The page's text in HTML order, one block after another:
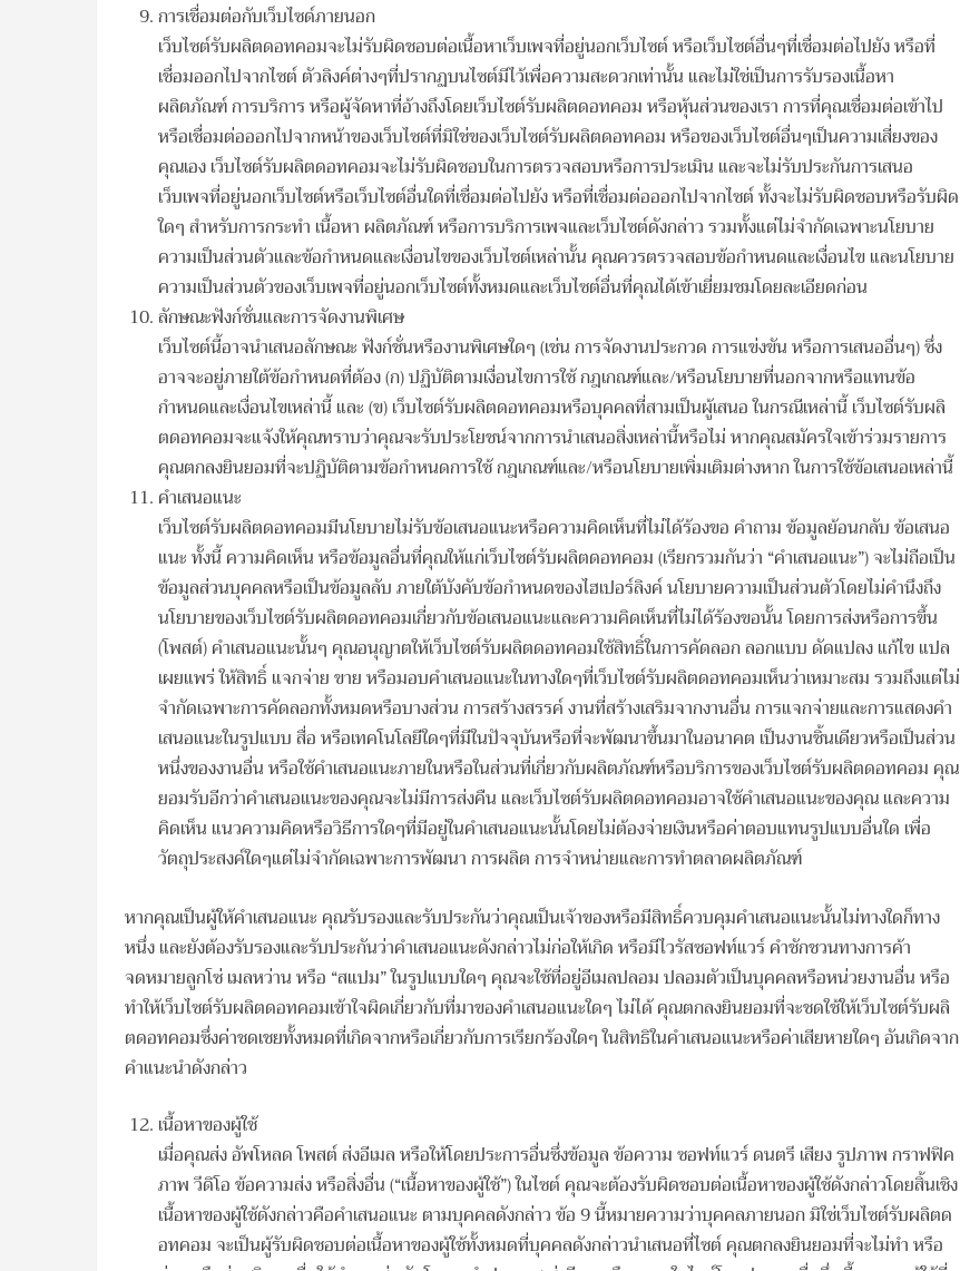
การเชื่อมต่อกับเว็บไซด์ภายนอก
เว็บไซต์รับผลิตดอทคอมจะไม่รับผิดชอบต่อเนื้อหาเว็บเพจที่อยู่นอกเว็บไซต์ หรือเว็บไซต์อื่นๆที่เชื่อมต่อไปยัง หรือที่
เชื่อมออกไปจากไซต์ ตัวลิงค์ต่างๆที่ปรากฏบนไซต์มีไว้เพื่อความสะดวกเท่านั้น และไม่ใช่เป็นการรับรองเนื้อหา
ผลิตภัณฑ์ การบริการ หรือผู้จัดหาที่อ้างถึงโดยเว็บไซต์รับผลิตดอทคอม หรือหุ้นส่วนของเรา การที่คุณเชื่อมต่อเข้าไป
หรือเชื่อมต่อออกไปจากหน้าของเว็บไซต์ที่มิใช่ของเว็บไซต์รับผลิตดอทคอม หรือของเว็บไซต์อื่นๆเป็นความเสี่ยงของ
คุณเอง เว็บไซต์รับผลิตดอทคอมจะไม่รับผิดชอบในการตรวจสอบหรือการประเมิน และจะไม่รับประกันการเสนอ
เว็บเพจที่อยู่นอกเว็บไซต์หรือเว็บไซต์อื่นใดที่เชื่อมต่อไปยัง หรือที่เชื่อมต่อออกไปจากไซต์ ทั้งจะไม่รับผิดชอบหรือรับผิด
ใดๆ สำหรับการกระทำ เนื้อหา ผลิตภัณฑ์ หรือการบริการเพจและเว็บไซต์ดังกล่าว รวมทั้งแต่ไม่จำกัดเฉพาะนโยบาย
ความเป็นส่วนตัวและข้อกำหนดและเงื่อนไขของเว็บไซต์เหล่านั้น คุณควรตรวจสอบข้อกำหนดและเงื่อนไข และนโยบาย
ความเป็นส่วนตัวของเว็บเพจที่อยู่นอกเว็บไซต์ทั้งหมดและเว็บไซต์อื่นที่คุณได้เข้าเยี่ยมชมโดยละเอียดก่อน
ลักษณะฟังก์ชั่นและการจัดงานพิเศษ
เว็บไซต์นี้อาจนำเสนอลักษณะ ฟังก์ชั่นหรืองานพิเศษใดๆ (เช่น การจัดงานประกวด การแข่งขัน หรือการเสนออื่นๆ) ซึ่ง
อาจจะอยู่ภายใต้ข้อกำหนดที่ต้อง (ก) ปฏิบัติตามเงื่อนไขการใช้ กฎเกณฑ์และ/หรือนโยบายที่นอกจากหรือแทนข้อ
กำหนดและเงื่อนไขเหล่านี้ และ (ข) เว็บไซต์รับผลิตดอทคอมหรือบุคคลที่สามเป็นผู้เสนอ ในกรณีเหล่านี้ เว็บไซต์รับผลิ
ตดอทคอมจะแจ้งให้คุณทราบว่าคุณจะรับประโยชน์จากการนำเสนอสิ่งเหล่านี้หรือไม่ หากคุณสมัครใจเข้าร่วมรายการ
คุณตกลงยินยอมที่จะปฏิบัติตามข้อกำหนดการใช้ กฎเกณฑ์และ/หรือนโยบายเพิ่มเติมต่างหาก ในการใช้ข้อเสนอเหล่านี้
คำเสนอแนะ
เว็บไซต์รับผลิตดอทคอมมีนโยบายไม่รับข้อเสนอแนะหรือความคิดเห็นที่ไม่ได้ร้องขอ คำถาม ข้อมูลย้อนกลับ ข้อเสนอ
แนะ ทั้งนี้ ความคิดเห็น หรือข้อมูลอื่นที่คุณให้แก่เว็บไซต์รับผลิตดอทคอม (เรียกรวมกันว่า “คำเสนอแนะ”) จะไม่ถือเป็น
ข้อมูลส่วนบุคคลหรือเป็นข้อมูลลับ ภายใต้บังคับข้อกำหนดของไฮเปอร์ลิงค์ นโยบายความเป็นส่วนตัวโดยไม่คำนึงถึง
นโยบายของเว็บไซต์รับผลิตดอทคอมเกี่ยวกับข้อเสนอแนะและความคิดเห็นที่ไม่ได้ร้องขอนั้น โดยการส่งหรือการขึ้น
(โพสต์) คำเสนอแนะนั้นๆ คุณอนุญาตให้เว็บไซต์รับผลิตดอทคอมใช้สิทธิ์ในการคัดลอก ลอกแบบ ดัดแปลง แก้ไข แปล
เผยแพร่ ให้สิทธิ์ แจกจ่าย ขาย หรือมอบคำเสนอแนะในทางใดๆที่เว็บไซต์รับผลิตดอทคอมเห็นว่าเหมาะสม รวมถึงแต่ไม่
จำกัดเฉพาะการคัดลอกทั้งหมดหรือบางส่วน การสร้างสรรค์ งานที่สร้างเสริมจากงานอื่น การแจกจ่ายและการแสดงคำ
เสนอแนะในรูปแบบ สื่อ หรือเทคโนโลยีใดๆที่มีในปัจจุบันหรือที่จะพัฒนาขึ้นมาในอนาคต เป็นงานชิ้นเดียวหรือเป็นส่วน
หนึ่งของงานอื่น หรือใช้คำเสนอแนะภายในหรือในส่วนที่เกี่ยวกับผลิตภัณฑ์หรือบริการของเว็บไซต์รับผลิตดอทคอม คุณ
ยอมรับอีกว่าคำเสนอแนะของคุณจะไม่มีการส่งคืน และเว็บไซต์รับผลิตดอทคอมอาจใช้คำเสนอแนะของคุณ และความ
คิดเห็น แนวความคิดหรือวิธีการใดๆที่มีอยู่ในคำเสนอแนะนั้นโดยไม่ต้องจ่ายเงินหรือค่าตอบแทนรูปแบบอื่นใด เพื่อ
วัตถุประสงค์ใดๆแต่ไม่จำกัดเฉพาะการพัฒนา การผลิต การจำหน่ายและการทำตลาดผลิตภัณฑ์
หากคุณเป็นผู้ให้คำเสนอแนะ คุณรับรองและรับประกันว่าคุณเป็นเจ้าของหรือมีสิทธิ์ควบคุมคำเสนอแนะนั้นไม่ทางใดก็ทาง
หนึ่ง และยังต้องรับรองและรับประกันว่าคำเสนอแนะดังกล่าวไม่ก่อให้เกิด หรือมีไวรัสซอฟท์แวร์ คำชักชวนทางการค้า
จดหมายลูกโซ่ เมลหว่าน หรือ “สแปม” ในรูปแบบใดๆ คุณจะใช้ที่อยู่อีเมลปลอม ปลอมตัวเป็นบุคคลหรือหน่วยงานอื่น หรือ
ทำให้เว็บไซต์รับผลิตดอทคอมเข้าใจผิดเกี่ยวกับที่มาของคำเสนอแนะใดๆ ไม่ได้ คุณตกลงยินยอมที่จะชดใช้ให้เว็บไซต์รับผลิ
ตดอทคอมซึ่งค่าชดเชยทั้งหมดที่เกิดจากหรือเกี่ยวกับการเรียกร้องใดๆ ในสิทธิในคำเสนอแนะหรือค่าเสียหายใดๆ อันเกิดจาก
คำแนะนำดังกล่าว
เนื้อหาของผู้ใช้
เมื่อคุณส่ง อัพโหลด โพสต์ ส่งอีเมล หรือให้โดยประการอื่นซึ่งข้อมูล ข้อความ ซอฟท์แวร์ ดนตรี เสียง รูปภาพ กราฟฟิค
ภาพ วีดิโอ ข้อความส่ง หรือสิ่งอื่น (“เนื้อหาของผู้ใช้”) ในไซต์ คุณจะต้องรับผิดชอบต่อเนื้อหาของผู้ใช้ดังกล่าวโดยสิ้นเชิง
เนื้อหาของผู้ใช้ดังกล่าวคือคำเสนอแนะ ตามบุคคลดังกล่าว ข้อ 9 นี้หมายความว่าบุคคลภายนอก มิใช่เว็บไซต์รับผลิตด
อทคอม จะเป็นผู้รับผิดชอบต่อเนื้อหาของผู้ใช้ทั้งหมดที่บุคคลดังกล่าวนำเสนอที่ไซต์ คุณตกลงยินยอมที่จะไม่ทำ หรือ